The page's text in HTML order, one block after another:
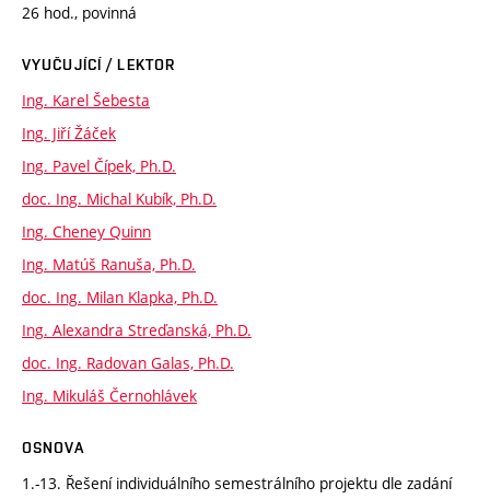
26 hod., povinná
VYUČUJÍCÍ / LEKTOR
Ing. Karel Šebesta
Ing. Jiří Žáček
Ing. Pavel Čípek, Ph.D.
doc. Ing. Michal Kubík, Ph.D.
Ing. Cheney Quinn
Ing. Matúš Ranuša, Ph.D.
doc. Ing. Milan Klapka, Ph.D.
Ing. Alexandra Streďanská, Ph.D.
doc. Ing. Radovan Galas, Ph.D.
Ing. Mikuláš Černohlávek
OSNOVA
1.-13. Řešení individuálního semestrálního projektu dle zadání